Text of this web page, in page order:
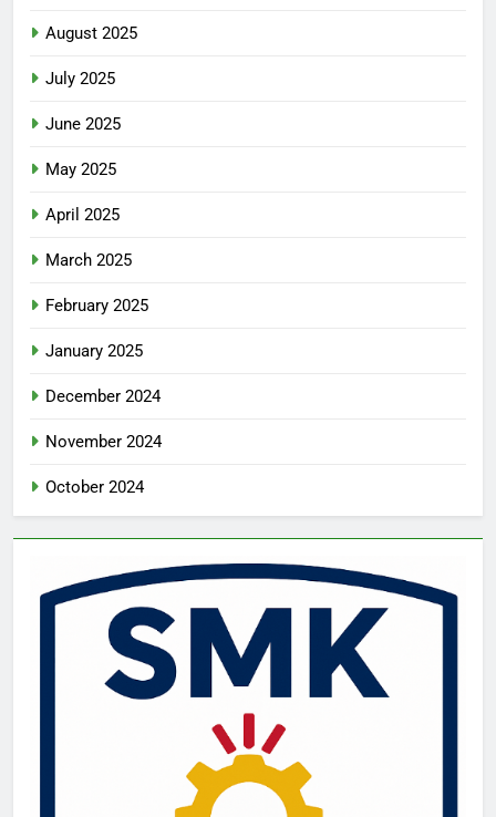
August 2025
July 2025
June 2025
May 2025
April 2025
March 2025
February 2025
January 2025
December 2024
November 2024
October 2024